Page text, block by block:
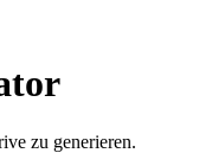
zu generieren.